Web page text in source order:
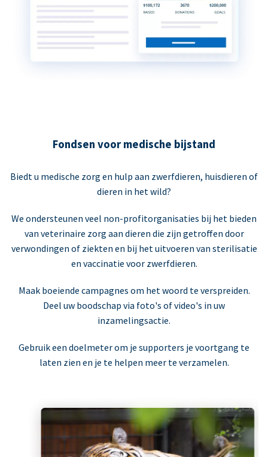
Fondsen voor medische bijstand
Biedt u medische zorg en hulp aan zwerfdieren, huisdieren of
dieren in het wild?
We ondersteunen veel non-profitorganisaties bij het bieden
van veterinaire zorg aan dieren die zijn getroffen door
verwondingen of ziekten en bij het uitvoeren van sterilisatie
en vaccinatie voor zwerfdieren.
Maak boeiende campagnes om het woord te verspreiden.
Deel uw boodschap via foto's of video's in uw
inzamelingsactie.
Gebruik een doelmeter om je supporters je voortgang te
laten zien en je te helpen meer te verzamelen.